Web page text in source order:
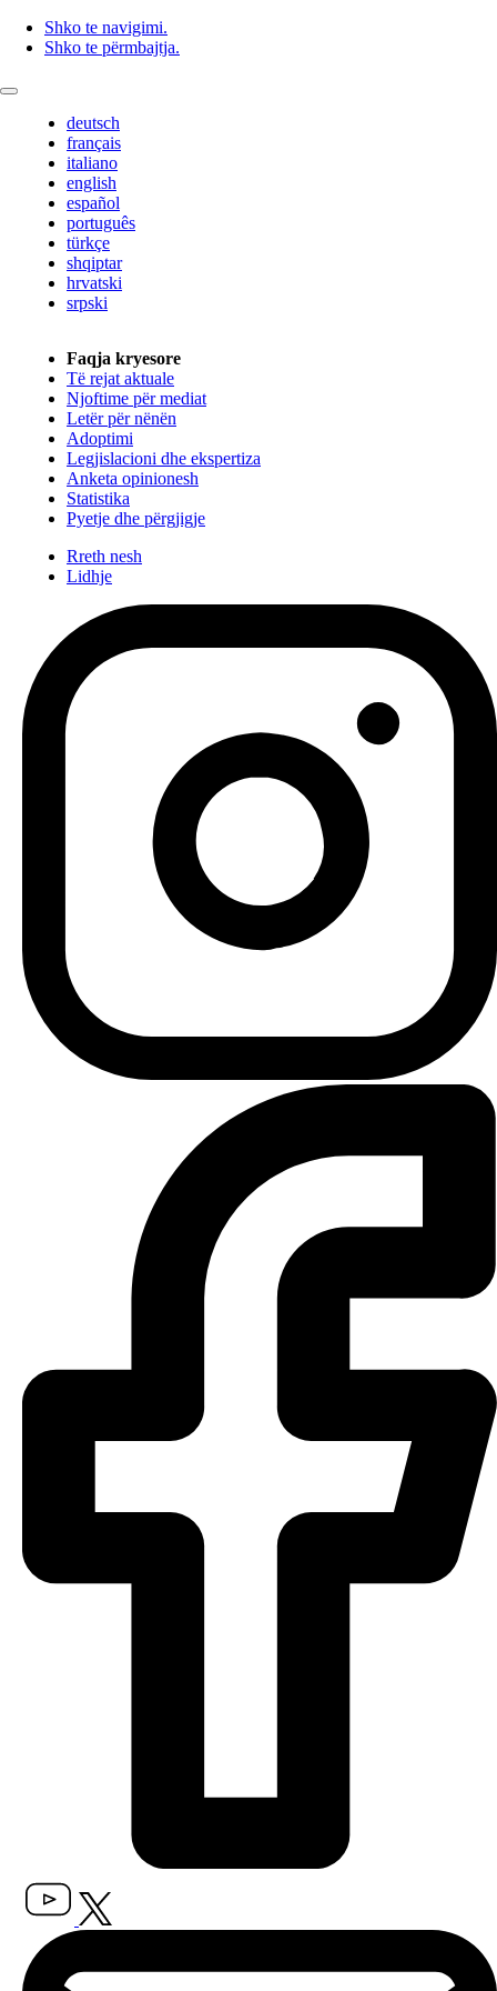
Shko te navigimi.
Shko te përmbajtja.
deutsch
français
italiano
english
español
português
türkçe
shqiptar
hrvatski
srpski
Faqja kryesore
Të rejat aktuale
Njoftime për mediat
Letër për nënën
Adoptimi
Legjislacioni dhe ekspertiza
Anketa opinionesh
Statistika
Pyetje dhe përgjigje
Rreth nesh
Lidhje